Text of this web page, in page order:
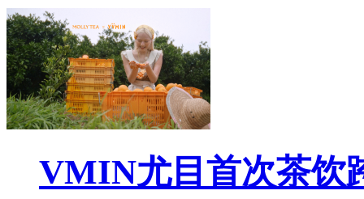
VMIN尤目首次茶饮